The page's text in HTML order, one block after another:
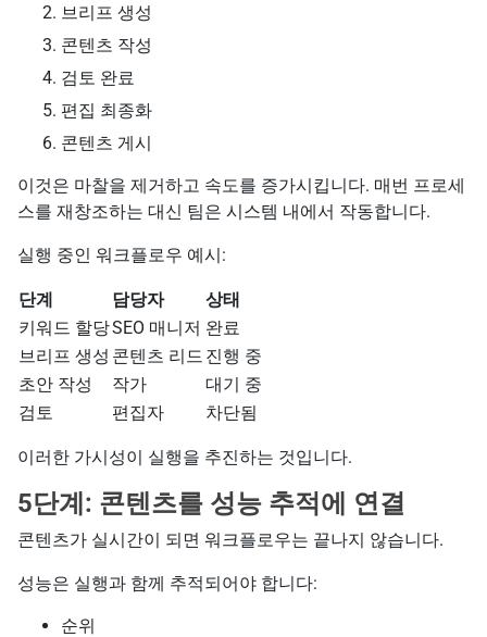
브리프 생성
콘텐츠 작성
검토 완료
편집 최종화
콘텐츠 게시
이것은 마찰을 제거하고 속도를 증가시킵니다. 매번 프로세
스를 재창조하는 대신 팀은 시스템 내에서 작동합니다.
실행 중인 워크플로우 예시:
단계 담당자
상태
키워드 할당SEO 매니저 완료
브리프 생성 콘텐츠 리드 진행 중
초안 작성
작가
대기 중
검토
편집자 차단됨
이러한 가시성이 실행을 추진하는 것입니다.
5단계: 콘텐츠를 성능 추적에 연결
콘텐츠가 실시간이 되면 워크플로우는 끝나지 않습니다.
성능은 실행과 함께 추적되어야 합니다:
순위